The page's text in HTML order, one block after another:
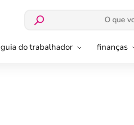
guia do trabalhador finanças